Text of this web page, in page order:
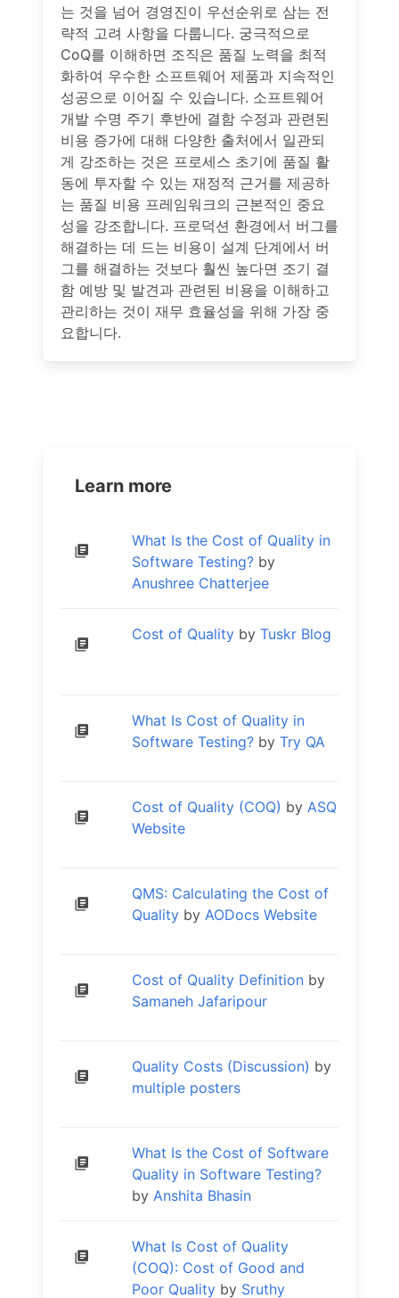
는 것을 넘어 경영진이 우선순위로 삼는 전
략적 고려 사항을 다룹니다. 궁극적으로
CoQ를 이해하면 조직은 품질 노력을 최적
화하여 우수한 소프트웨어 제품과 지속적인
성공으로 이어질 수 있습니다. 소프트웨어
개발 수명 주기 후반에 결함 수정과 관련된
비용 증가에 대해 다양한 출처에서 일관되
게 강조하는 것은 프로세스 초기에 품질 활
동에 투자할 수 있는 재정적 근거를 제공하
는 품질 비용 프레임워크의 근본적인 중요
성을 강조합니다. 프로덕션 환경에서 버그를
해결하는 데 드는 비용이 설계 단계에서 버
그를 해결하는 것보다 훨씬 높다면 조기 결
함 예방 및 발견과 관련된 비용을 이해하고
관리하는 것이 재무 효율성을 위해 가장 중
요합니다.
Learn more
What Is the Cost of Quality in
Software Testing? by
Anushree Chatterjee
Cost of Quality by Tuskr Blog
What Is Cost of Quality in
Software Testing? by Try QA
Cost of Quality (COQ) by ASQ
Website
QMS: Calculating the Cost of
Quality by AODocs Website
Cost of Quality Definition by
Samaneh Jafaripour
Quality Costs (Discussion) by
multiple posters
What Is the Cost of Software
Quality in Software Testing?
by Anshita Bhasin
What Is Cost of Quality
(COQ): Cost of Good and
Poor Quality by Sruthy